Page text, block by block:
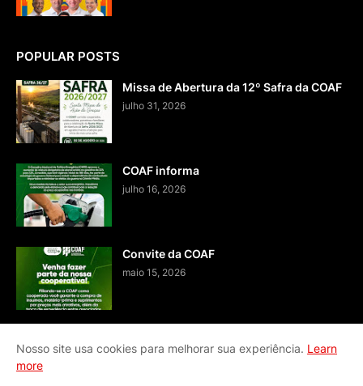
POPULAR POSTS
Missa de Abertura da 12º Safra da COAF
julho 31, 2026
COAF informa
julho 16, 2026
Convite da COAF
maio 15, 2026
Nosso site usa cookies para melhorar sua experiência. Learn
more